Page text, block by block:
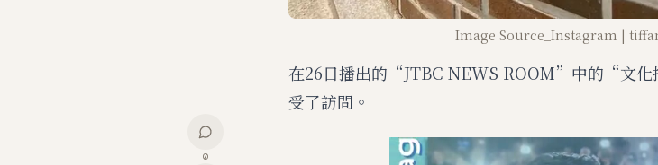
Image Source_Instagram |
在26日播出的“JTBC NEWS ROOM”中的“文
受了訪問。
0